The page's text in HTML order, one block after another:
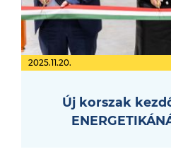
2025.11.20.
Új korszak